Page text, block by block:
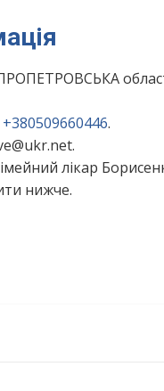
+380509660446.
лікар
нижче.